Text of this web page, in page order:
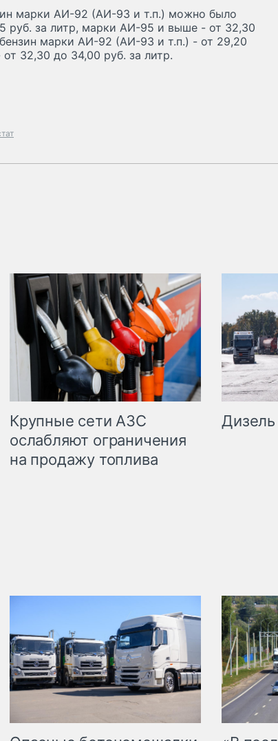
марки АИ-92 (АИ-93 и т.п.) можно было
руб. за литр, марки АИ-95 и выше - от 32,30
марки АИ-92 (АИ-93 и т.п.) - от 29,20
32,30 до 34,00 руб. за литр.
Крупные сети АЗС
ослабляют ограничения
на продажу топлива
Дизель